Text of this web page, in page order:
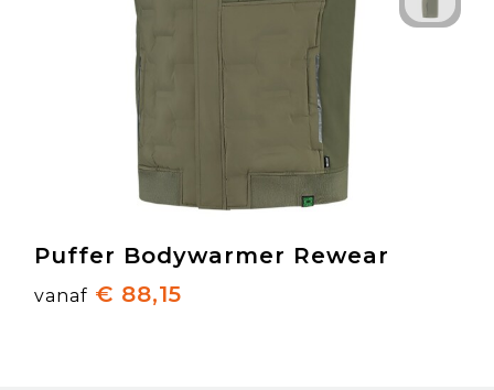
Puffer Bodywarmer Rewear
vanaf € 88,15